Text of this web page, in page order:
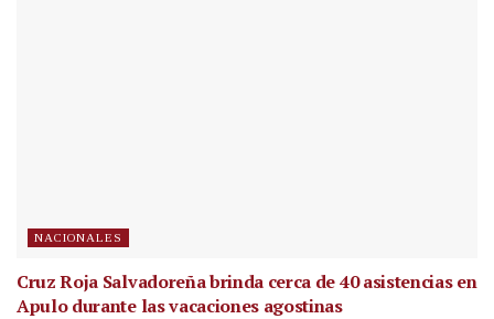
NACIONALES
Cruz Roja Salvadoreña brinda cerca de 40 asistencias en
Apulo durante las vacaciones agostinas